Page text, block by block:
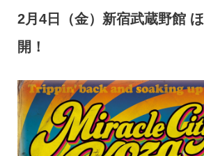
2月4日（金）新宿武蔵野館
開！